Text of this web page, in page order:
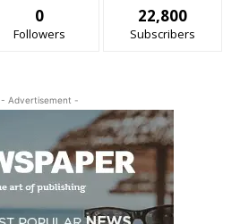
0
Followers
22,800
Subscribers
- Advertisement -